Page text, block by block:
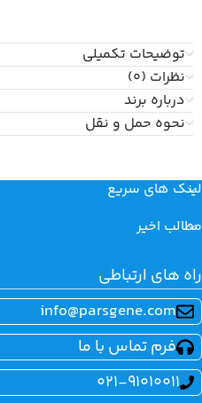
توضیحات تکمیلی
نظرات (0)
درباره برند
نحوه حمل و نقل
لینک های سریع
مطالب اخیر
راه های ارتباطی
info@parsgene.com
فرم تماس با ما
021-91010011